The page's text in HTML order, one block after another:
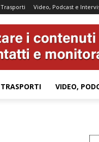
Trasporti Video, Podcast e
TRASPORTI VIDEO,